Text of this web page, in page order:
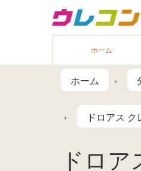
ホーム
ホーム
ドロアス
ドロ